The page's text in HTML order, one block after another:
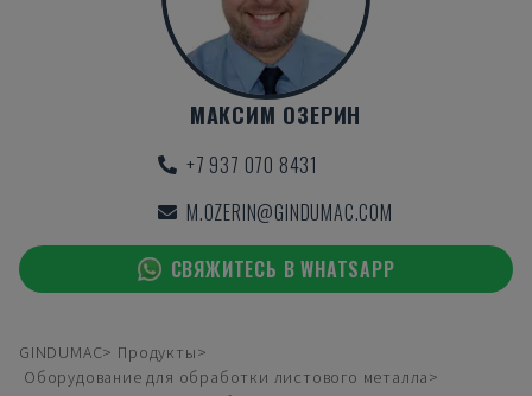
МАКСИМ ОЗЕРИН
+7 937 070 8431
M.OZERIN@GINDUMAC.COM
СВЯЖИТЕСЬ В WHATSAPP
GINDUMAC
Продукты
Оборудование для обработки листового металла